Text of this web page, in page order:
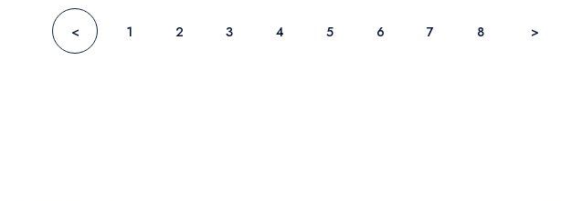
< 1 2 3 4 5 6 7 8 >